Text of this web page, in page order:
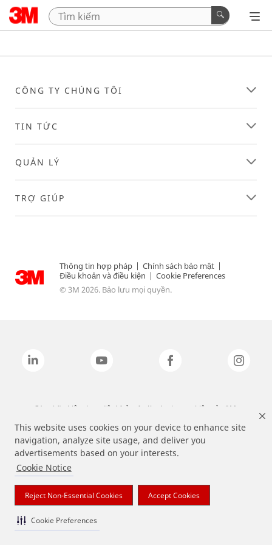
This website uses cookies on your device to enhance site
navigation, analyze site usage, and deliver you
advertisements based on your interests.
Cookie Notice
Reject Non-Essential Cookies Accept Cookies
Cookie Preferences
CÔNG TY CHÚNG TÔI
TIN TỨC
QUẢN LÝ
TRỢ GIÚP
Thông tin hợp pháp | Chính sách bảo mật |
Điều khoản và điều kiện | Cookie Preferences
© 3M 2026. Bảo lưu mọi quyền.
Các nhãn hiệu được liệt kê ở trên là các thương hiệu của 3M.